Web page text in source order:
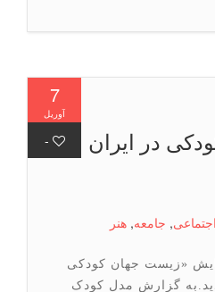
ایران
,جامعه ,هنر
جهان کودکی
مدل کودک